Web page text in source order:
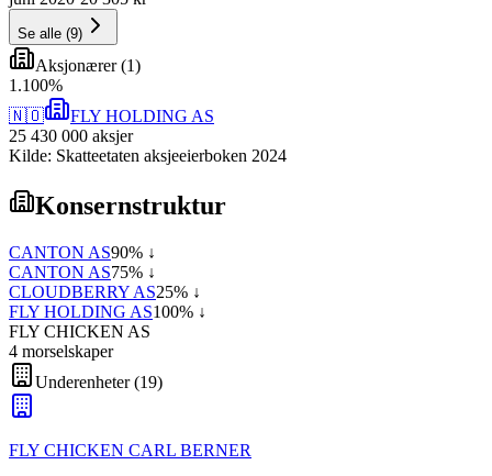
Se alle (9)
Aksjonærer(1)
1 .100%
🇳🇴
FLY HOLDING AS
25 430 000 aksjer
Kilde: Skatteetaten aksjeeierboken 2024
Konsernstruktur
CANTON AS90% ↓
CANTON AS75% ↓
CLOUDBERRY AS25% ↓
FLY HOLDING AS100% ↓
FLY CHICKEN AS
4 morselskaper
Underenheter(19)
FLY CHICKEN CARL BERNER